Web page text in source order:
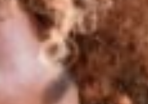
et accompagner
et peuvent survenir.
recueillons et
tiers
pour vos